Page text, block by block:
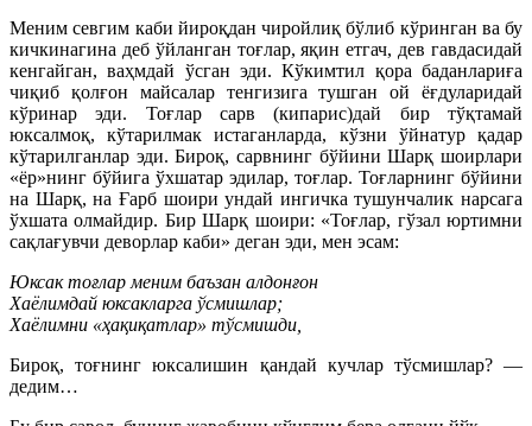
Меним севгим каби йироқдан чиройлиқ бўлиб кўринган ва бу
кичкинагина деб ўйланган тоғлар, яқин етгач, дев гавдасидай
кенгайган, ваҳмдай ўсган эди. Кўкимтил қора баданлариға
чиқиб қолғон майсалар тенгизига тушган ой ёғдуларидай
кўринар эди. Тоғлар сарв (кипарис)дай бир тўқтамай
юксалмоқ, кўтарилмак истаганларда, кўзни ўйнатур қадар
кўтарилганлар эди. Бироқ, сарвнинг бўйини Шарқ шоирлари
«ёр»нинг бўйига ўхшатар эдилар, тоғлар. Тоғларнинг бўйини
на Шарқ, на Ғарб шоири ундай ингичка тушунчалик нарсага
ўхшата олмайдир. Бир Шарқ шоири: «Тоғлар, гўзал юртимни
сақлағувчи деворлар каби» деган эди, мен эсам:
Юксак тоғлар меним баъзан алдонғон
Хаёлимдай юксакларга ўсмишлар;
Хаёлимни «ҳақиқатлар» тўсмишди,
Бироқ, тоғнинг юксалишин қандай кучлар тўсмишлар? —
дедим…